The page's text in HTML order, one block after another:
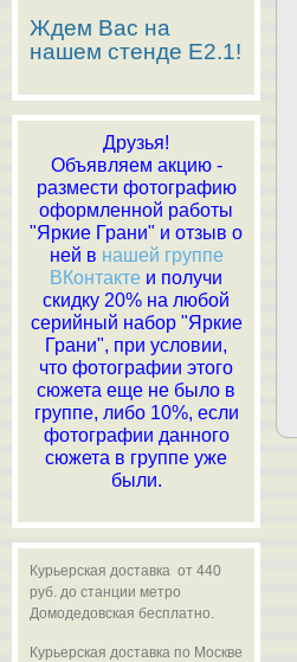
Ждем Вас на
нашем стенде E2.1!
Друзья!
Объявляем акцию -
размести фотографию
оформленной работы
"Яркие Грани" и отзыв о
ней в нашей группе
ВКонтакте и получи
скидку 20% на любой
серийный набор "Яркие
Грани", при условии,
что фотографии этого
сюжета еще не было в
группе, либо 10%, если
фотографии данного
сюжета в группе уже
были.
Курьерская доставка от 440
руб. до станции метро
Домодедовская бесплатно.
Курьерская доставка по Москве